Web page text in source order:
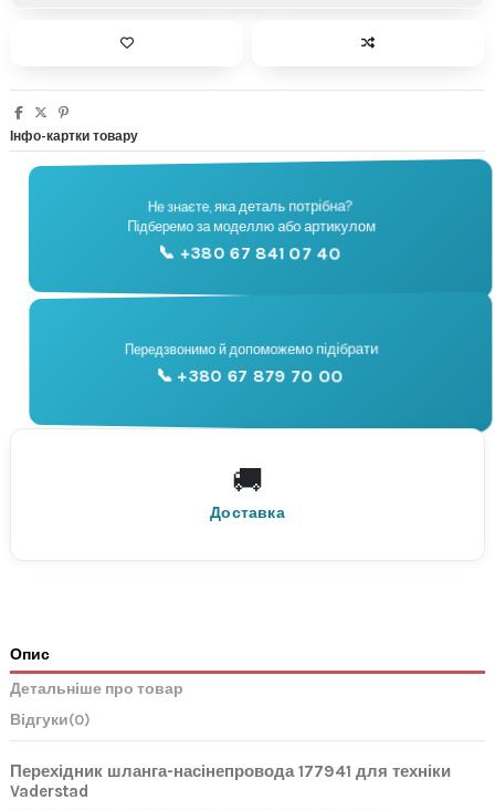
Інфо-картки товару
🔧
Підбір запчастин
Не знаєте, яка деталь потрібна?
Підберемо за моделлю або артикулом
📞 +380 67 841 07 40
📞
Консультація
Передзвонимо й допоможемо підібрати
📞 +380 67 879 70 00
🚚
Доставка
По всій Україні
Нова Пошта
Опис
Детальніше про товар
Відгуки(0)
Перехідник шланга-насінепровода 177941 для техніки
Vaderstad